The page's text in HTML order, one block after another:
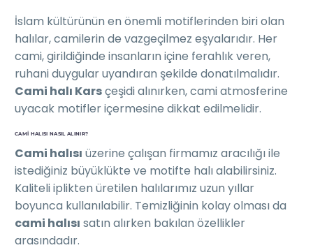
İslam kültürünün en önemli motiflerinden biri olan
halılar, camilerin de vazgeçilmez eşyalarıdır. Her
cami, girildiğinde insanların içine ferahlık veren,
ruhani duygular uyandıran şekilde donatılmalıdır.
Cami halı Karsçeşidi alınırken, cami atmosferine
uyacak motifler içermesine dikkat edilmelidir.
CAMI HALISI NASIL ALINIR?
Cami halısı üzerine çalışan firmamız aracılığı ile
istediğiniz büyüklükte ve motifte halı alabilirsiniz.
Kaliteli iplikten üretilen halılarımız uzun yıllar
boyunca kullanılabilir. Temizliğinin kolay olması da
cami halısı satın alırken bakılan özellikler
arasındadır.